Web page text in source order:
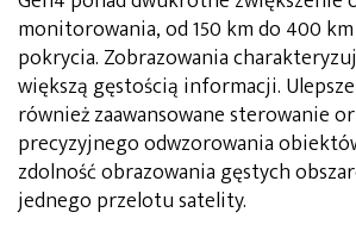
monitorowania, od 150 km do 400
pokrycia. Zobrazowania
większą gęstością informacji.
również zaawansowane sterowanie
precyzyjnego odwzorowania
zdolność obrazowania gęstych
jednego przelotu satelity.